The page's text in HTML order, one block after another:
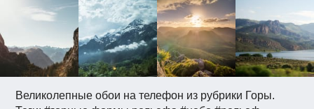
Великолепные обои на телефон из рубрики Горы.